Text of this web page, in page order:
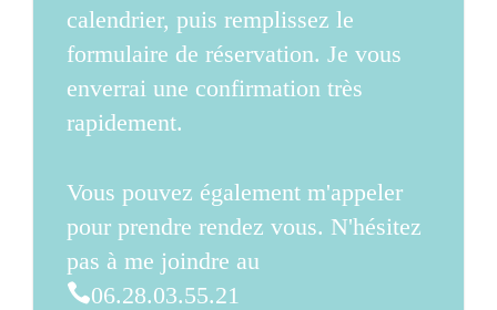
calendrier, puis remplissez le
formulaire de réservation. Je vous
enverrai une confirmation très
rapidement.
Vous pouvez également m'appeler
pour prendre rendez vous. N'hésitez
pas à me joindre au
06.28.03.55.21